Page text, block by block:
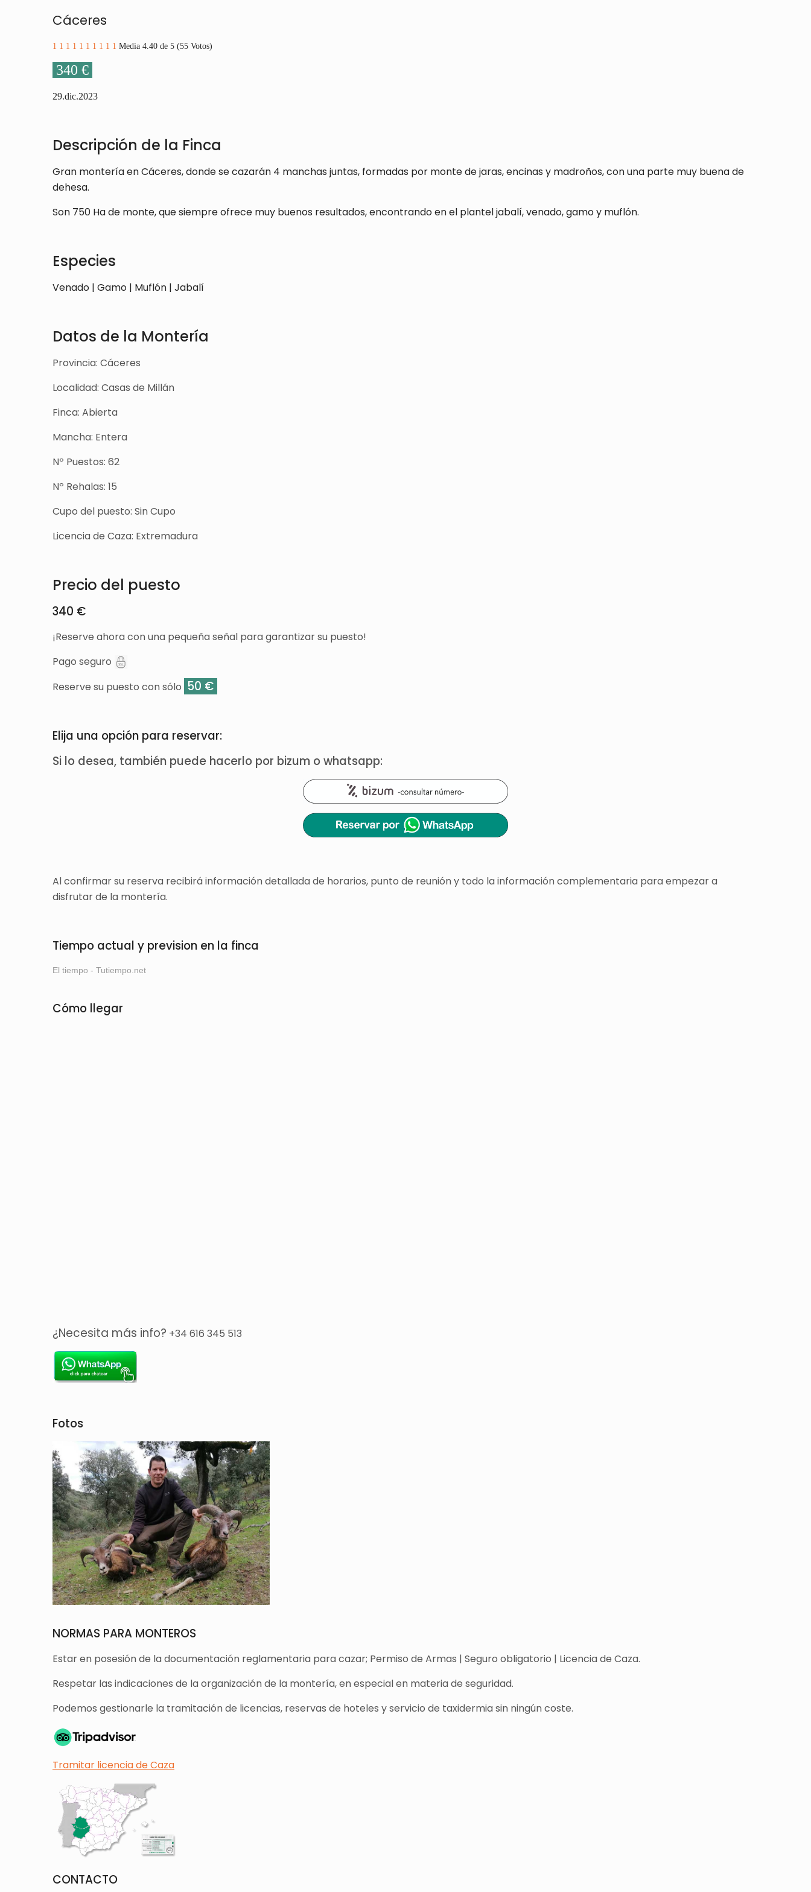
Cáceres
1 1 1 1 1 1 1 1 1 1 Media 4.40 de 5 (55 Votos)
340 €
29.dic.2023
Descripción de la Finca
Gran montería en Cáceres, donde se cazarán 4 manchas juntas, formadas por monte de jaras, encinas y madroños, con una parte muy buena de
dehesa.
Son 750 Ha de monte, que siempre ofrece muy buenos resultados, encontrando en el plantel jabalí, venado, gamo y muflón.
Especies
Venado | Gamo | Muflón | Jabalí
Datos de la Montería
Provincia: Cáceres
Localidad: Casas de Millán
Finca: Abierta
Mancha: Entera
Nº Puestos: 62
Nº Rehalas: 15
Cupo del puesto: Sin Cupo
Licencia de Caza: Extremadura
Precio del puesto
340 €
¡Reserve ahora con una pequeña señal para garantizar su puesto!
Pago seguro
Reserve su puesto con sólo 50 €
Elija una opción para reservar:
Si lo desea, también puede hacerlo por bizum o whatsapp:
Al confirmar su reserva recibirá información detallada de horarios, punto de reunión y todo la información complementaria para empezar a
disfrutar de la montería.
Tiempo actual y prevision en la finca
El tiempo - Tutiempo.net
Cómo llegar
¿Necesita más info? +34 616 345 513
Fotos
NORMAS PARA MONTEROS
Estar en posesión de la documentación reglamentaria para cazar; Permiso de Armas | Seguro obligatorio | Licencia de Caza.
Respetar las indicaciones de la organización de la montería, en especial en materia de seguridad.
Podemos gestionarle la tramitación de licencias, reservas de hoteles y servicio de taxidermia sin ningún coste.
Tramitar licencia de Caza
CONTACTO